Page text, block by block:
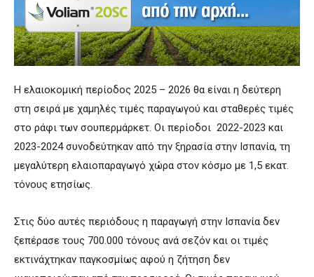
Η ελαιοκομική περίοδος 2025 – 2026 θα είναι η δεύτερη
στη σειρά με χαμηλές τιμές παραγωγού και σταθερές τιμές
στο ράφι των σουπερμάρκετ. Οι περίοδοι 2022-2023 και
2023-2024 συνοδεύτηκαν από την ξηρασία στην Ισπανία, τη
μεγαλύτερη ελαιοπαραγωγό χώρα στον κόσμο με 1,5 εκατ.
τόνους ετησίως.
Στις δύο αυτές περιόδους η παραγωγή στην Ισπανία δεν
ξεπέρασε τους 700.000 τόνους ανά σεζόν και οι τιμές
εκτινάχτηκαν παγκοσμίως αφού η ζήτηση δεν